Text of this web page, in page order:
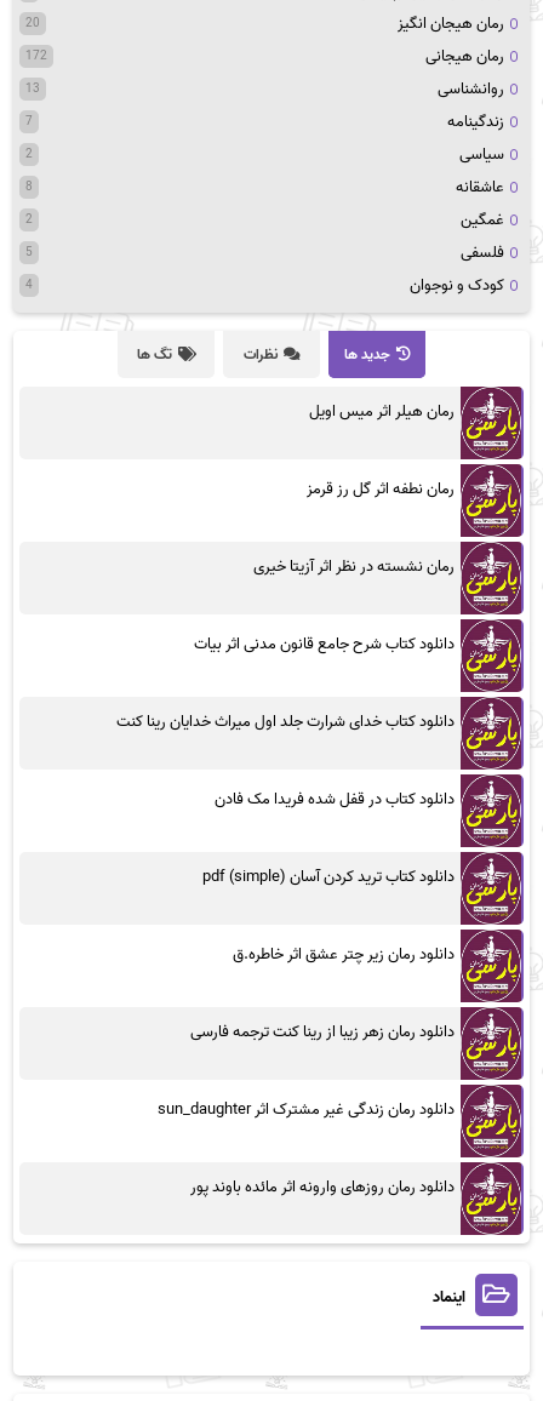
رمان هیجان انگیز 20
رمان هیجانی 172
روانشناسی 13
زندگینامه 7
سیاسی 2
عاشقانه 8
غمگین 2
فلسفی 5
کودک و نوجوان 4
جدید ها نظرات تگ ها
رمان هیلر اثر میس اویل
رمان نطفه اثر گل رز قرمز
رمان نشسته در نظر اثر آزیتا خیری
دانلود کتاب شرح جامع قانون مدنی اثر بیات
دانلود کتاب خدای شرارت جلد اول میراث خدایان رینا کنت
دانلود کتاب در قفل شده فریدا مک فادن
دانلود کتاب ترید کردن آسان (simple) pdf
دانلود رمان زیر چتر عشق اثر خاطره.ق
دانلود رمان زهر زیبا از رینا کنت ترجمه فارسی
دانلود رمان زندگی غیر مشترک اثر sun_daughter
دانلود رمان روزهای وارونه اثر مائده باوند پور
اینماد